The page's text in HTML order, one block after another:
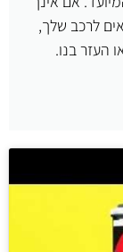
לרכב שלך,